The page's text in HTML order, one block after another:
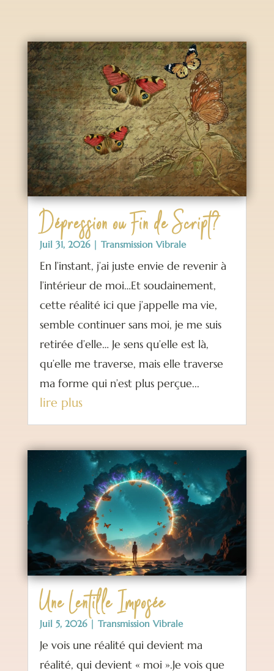
Dépression ou Fin de Script?
Juil 31, 2026| Transmission Vibrale
En l’instant, j’ai juste envie de revenir à
l’intérieur de moi…Et soudainement,
cette réalité ici que j’appelle ma vie,
semble continuer sans moi, je me suis
retirée d’elle… Je sens qu’elle est là,
qu’elle me traverse, mais elle traverse
ma forme qui n’est plus perçue...
lire plus
Une Lentille Imposée
Juil 5, 2026| Transmission Vibrale
Je vois une réalité qui devient ma
réalité, qui devient « moi ».Je vois que